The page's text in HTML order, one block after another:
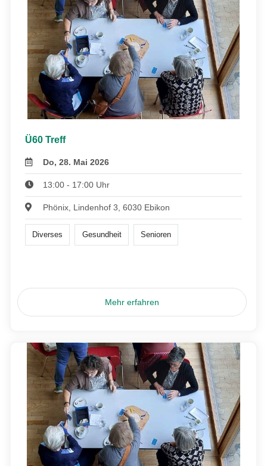
Ü60 Treff
Do, 28. Mai 2026
13:00 - 17:00 Uhr
Phönix, Lindenhof 3, 6030 Ebikon
Diverses Gesundheit Senioren
Mehr erfahren